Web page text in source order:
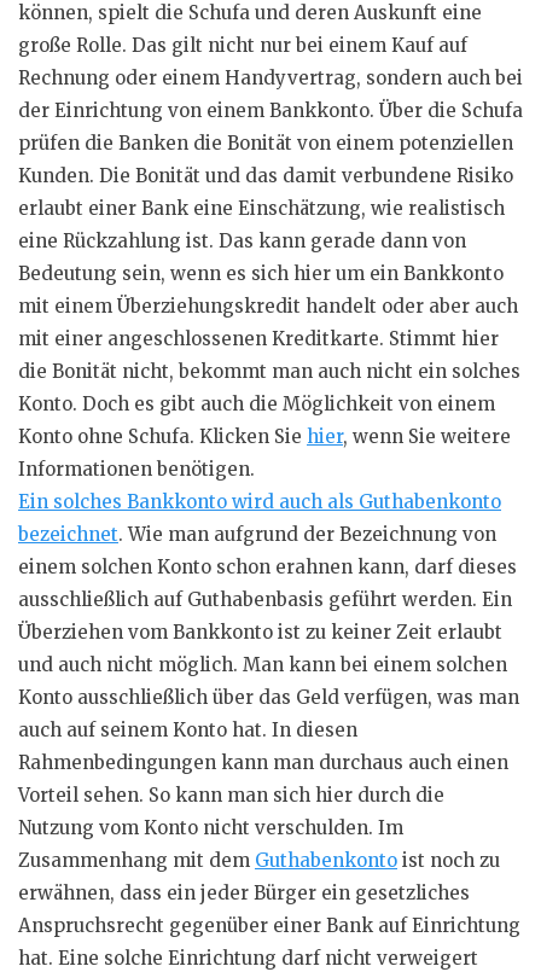
können, spielt die Schufa und deren Auskunft eine
große Rolle. Das gilt nicht nur bei einem Kauf auf
Rechnung oder einem Handyvertrag, sondern auch bei
der Einrichtung von einem Bankkonto. Über die Schufa
prüfen die Banken die Bonität von einem potenziellen
Kunden. Die Bonität und das damit verbundene Risiko
erlaubt einer Bank eine Einschätzung, wie realistisch
eine Rückzahlung ist. Das kann gerade dann von
Bedeutung sein, wenn es sich hier um ein Bankkonto
mit einem Überziehungskredit handelt oder aber auch
mit einer angeschlossenen Kreditkarte. Stimmt hier
die Bonität nicht, bekommt man auch nicht ein solches
Konto. Doch es gibt auch die Möglichkeit von einem
Konto ohne Schufa. Klicken Sie hier, wenn Sie weitere
Informationen benötigen.
Ein solches Bankkonto wird auch als Guthabenkonto
bezeichnet. Wie man aufgrund der Bezeichnung von
einem solchen Konto schon erahnen kann, darf dieses
ausschließlich auf Guthabenbasis geführt werden. Ein
Überziehen vom Bankkonto ist zu keiner Zeit erlaubt
und auch nicht möglich. Man kann bei einem solchen
Konto ausschließlich über das Geld verfügen, was man
auch auf seinem Konto hat. In diesen
Rahmenbedingungen kann man durchaus auch einen
Vorteil sehen. So kann man sich hier durch die
Nutzung vom Konto nicht verschulden. Im
Zusammenhang mit dem Guthabenkonto ist noch zu
erwähnen, dass ein jeder Bürger ein gesetzliches
Anspruchsrecht gegenüber einer Bank auf Einrichtung
hat. Eine solche Einrichtung darf nicht verweigert